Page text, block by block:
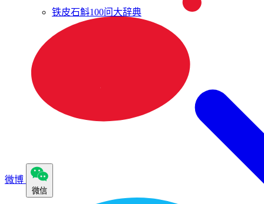
铁皮石斛100问大辞典
微博
微信